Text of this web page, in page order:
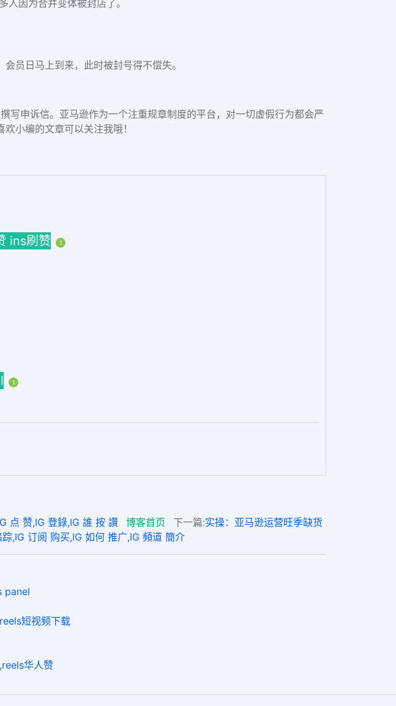
因为合并变体被封店了。
员日马上到来，此时被封号得不偿失。
写申诉信。亚马逊作为一个注重规章制度的平台，对一切虚假行为都会严
小编的文章可以关注我哦！
ins刷赞 1
1
点 赞,IG 登錄,IG 誰 按 讚 博客首页 下一篇:实操：亚马逊运营旺季缺货
,IG 订阅 购买,IG 如何 推广,IG 頻道 簡介
panel
短视频下载
华人赞